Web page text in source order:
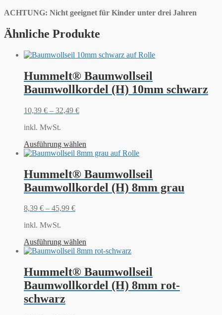
ACHTUNG: Nicht geeignet für Kinder unter drei Jahren
Ähnliche Produkte
Hummelt® Baumwollseil
Baumwollkordel (H) 10mm schwarz
10,39 € – 32,49 €
inkl. MwSt.
Ausführung wählen
Hummelt® Baumwollseil
Baumwollkordel (H) 8mm grau
8,39 € – 45,99 €
inkl. MwSt.
Ausführung wählen
Hummelt® Baumwollseil
Baumwollkordel (H) 8mm rot-
schwarz